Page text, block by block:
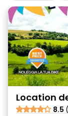
Location
8.5